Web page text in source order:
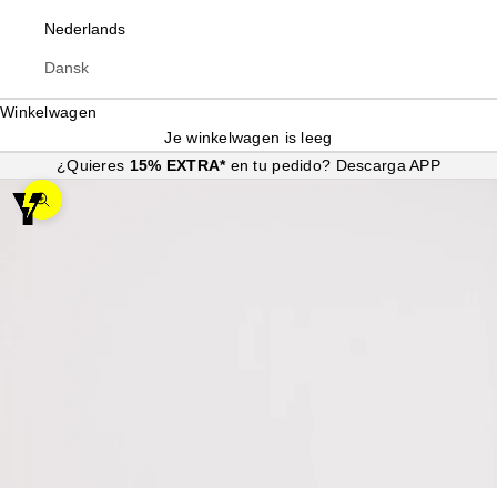
Nederlands
Dansk
Winkelwagen
Je winkelwagen is leeg
¿Quieres 15% EXTRA* en tu pedido? Descarga APP
In-/uitzoomen